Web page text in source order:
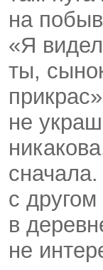
на
«Я
ты,
не
с
в
не